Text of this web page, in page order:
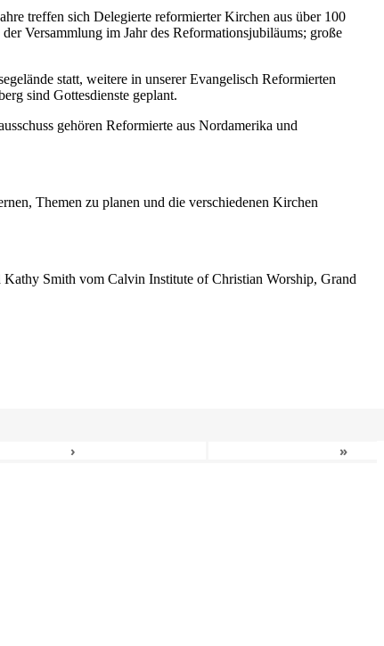
treffen sich Delegierte reformierter Kirchen aus über 100
Versammlung im Jahr des Reformationsjubiläums; große
statt, weitere in unserer Evangelisch Reformierten
sind Gottesdienste geplant.
gehören Reformierte aus Nordamerika und
Themen zu planen und die verschiedenen Kirchen
Kathy Smith vom Calvin Institute of Christian Worship, Grand
› »